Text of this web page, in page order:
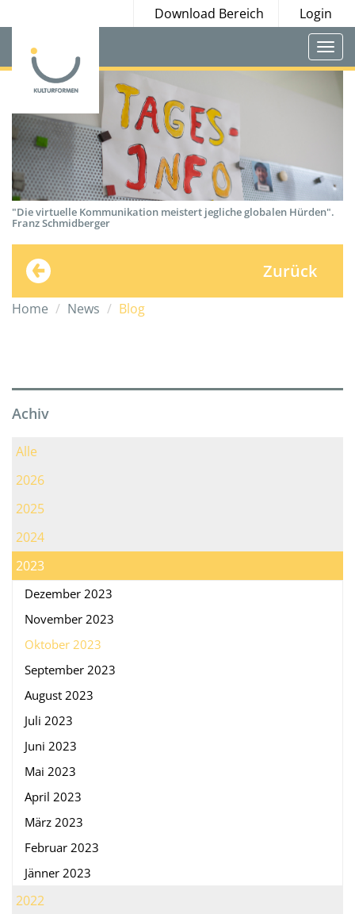
Download Bereich Login
"Die virtuelle Kommunikation meistert jegliche globalen Hürden".
Franz Schmidberger
Zurück
Home News Blog
Achiv
Alle
2026
2025
2024
2023
Dezember 2023
November 2023
Oktober 2023
September 2023
August 2023
Juli 2023
Juni 2023
Mai 2023
April 2023
März 2023
Februar 2023
Jänner 2023
2022